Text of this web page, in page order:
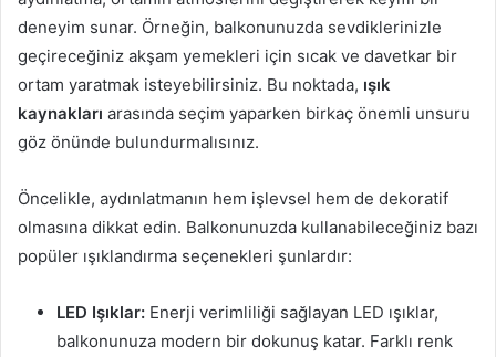
deneyim sunar. Örneğin, balkonunuzda sevdiklerinizle
geçireceğiniz akşam yemekleri için sıcak ve davetkar bir
ortam yaratmak isteyebilirsiniz. Bu noktada, ışık
kaynakları arasında seçim yaparken birkaç önemli unsuru
göz önünde bulundurmalısınız.
Öncelikle, aydınlatmanın hem işlevsel hem de dekoratif
olmasına dikkat edin. Balkonunuzda kullanabileceğiniz bazı
popüler ışıklandırma seçenekleri şunlardır:
LED Işıklar: Enerji verimliliği sağlayan LED ışıklar,
balkonunuza modern bir dokunuş katar. Farklı renk